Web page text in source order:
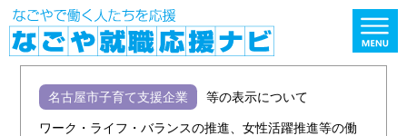
名古屋市子育て支援企業 等の表示について
ワーク・ライフ・バランスの推進、女性活躍推進等の働